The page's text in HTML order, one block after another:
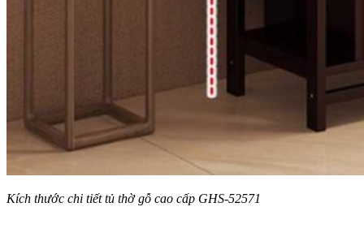
Kích thước chi tiết tủ thờ gỗ cao cấp GHS-52571